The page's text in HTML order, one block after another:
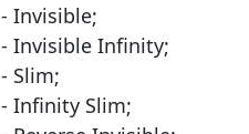
- Invisible;
- Invisible Infinity;
- Slim;
- Infinity Slim;